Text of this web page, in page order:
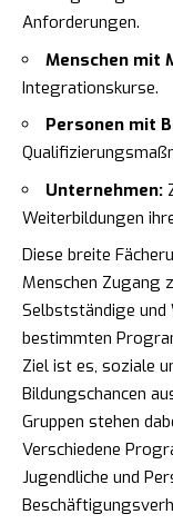
Anforderungen.
Menschen mit
Integrationskurse.
Personen mit
Unternehmen:
Weiterbildungen
Diese breite
Menschen Zugang
Selbstständige und
bestimmten
Ziel ist es, soziale
Bildungschancen
Gruppen stehen
Verschiedene
Jugendliche und